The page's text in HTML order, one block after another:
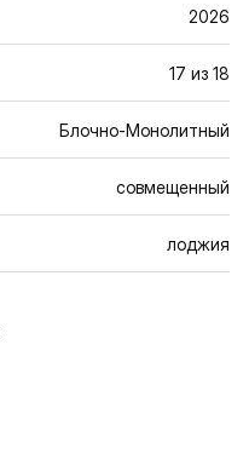
2026
17 из 18
Блочно-Монолитный
совмещенный
лоджия